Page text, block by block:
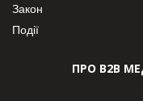
Закон
Події
ПРО В2В